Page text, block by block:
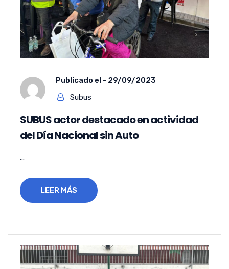
Publicado el - 29/09/2023
Subus
SUBUS actor destacado en actividad
del Día Nacional sin Auto
...
LEER MÁS